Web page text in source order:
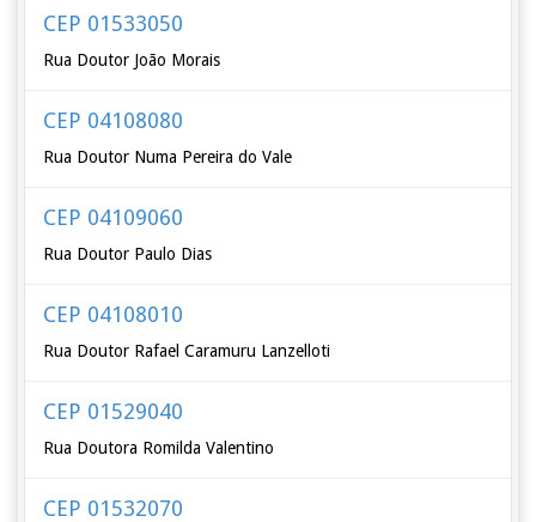
CEP 01533050
Rua Doutor João Morais
CEP 04108080
Rua Doutor Numa Pereira do Vale
CEP 04109060
Rua Doutor Paulo Dias
CEP 04108010
Rua Doutor Rafael Caramuru Lanzelloti
CEP 01529040
Rua Doutora Romilda Valentino
CEP 01532070